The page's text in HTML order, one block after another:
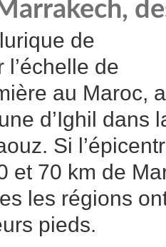
de
de
au Maroc, a
d’Ighil dans
Si
et 70 km de
les régions
pieds.